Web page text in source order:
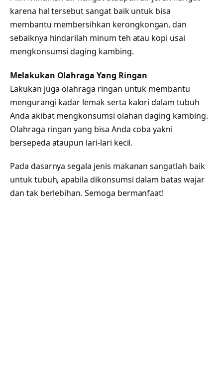
karena hal tersebut sangat baik untuk bisa
membantu membersihkan kerongkongan, dan
sebaiknya hindarilah minum teh atau kopi usai
mengkonsumsi daging kambing.
Melakukan Olahraga Yang Ringan
Lakukan juga olahraga ringan untuk membantu
mengurangi kadar lemak serta kalori dalam tubuh
Anda akibat mengkonsumsi olahan daging kambing.
Olahraga ringan yang bisa Anda coba yakni
bersepeda ataupun lari-lari kecil.
Pada dasarnya segala jenis makanan sangatlah baik
untuk tubuh, apabila dikonsumsi dalam batas wajar
dan tak berlebihan. Semoga bermanfaat!